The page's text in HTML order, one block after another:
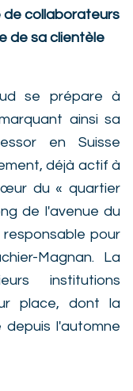
collaborateurs
de sa clientèle
se prépare à
ainsi sa
en Suisse
déjà actif à
du « quartier
de l'avenue du
pour
Magnan. La
institutions
place, dont la
l'automne